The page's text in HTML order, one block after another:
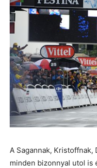
A Sagannak,
minden bizonnyal utol is